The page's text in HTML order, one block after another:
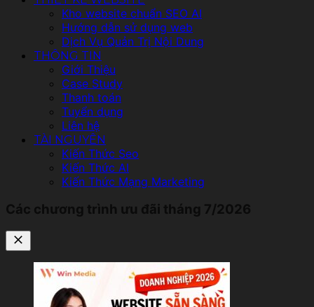
Kho website chuẩn SEO AI
Hướng dẫn sử dụng web
Dịch Vụ Quản Trị Nội Dung
THÔNG TIN
Giới Thiệu
Case Study
Thanh toán
Tuyển dụng
Liên hệ
TÀI NGUYÊN
Kiến Thức Seo
Kiến Thức AI
Kiến Thức Mạng Marketing
Các chương trình ưu đãi tháng 7/2026